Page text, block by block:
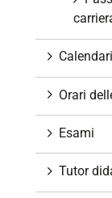
Orari
Esami
Tutor